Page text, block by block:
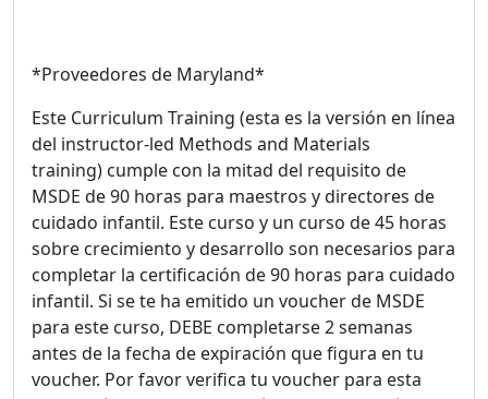
*Proveedores de Maryland*
Este Curriculum Training (esta es la versión en línea
del instructor-led Methods and Materials
training) cumple con la mitad del requisito de
MSDE de 90 horas para maestros y directores de
cuidado infantil. Este curso y un curso de 45 horas
sobre crecimiento y desarrollo son necesarios para
completar la certificación de 90 horas para cuidado
infantil. Si se te ha emitido un voucher de MSDE
para este curso, DEBE completarse 2 semanas
antes de la fecha de expiración que figura en tu
voucher. Por favor verifica tu voucher para esta